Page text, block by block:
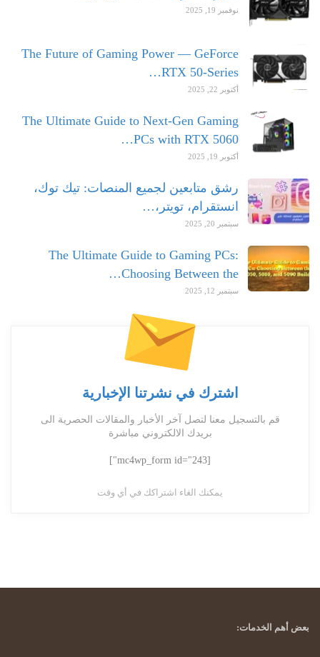
نوفمبر 19, 2025
The Future of Gaming Power — GeForce
RTX 50-Series…
أكتوبر 22, 2025
The Ultimate Guide to Next-Gen Gaming
PCs with RTX 5060…
أكتوبر 19, 2025
رشق متابعين لجميع المنصات: تيك توك،
انستقرام، تويتر،…
سبتمبر 20, 2025
The Ultimate Guide to Gaming PCs:
Choosing Between the…
سبتمبر 12, 2025
اشترك في نشرتنا الإخبارية
قم بالتسجيل معنا لتصل آخر الأخبار والمقالات الحصرية الى
بريدك الالكتروني مباشرة
[mc4wp_form id="243"]
يمكنك الغاء اشتراكك في أي وقت
بعض أهم الخدمات: